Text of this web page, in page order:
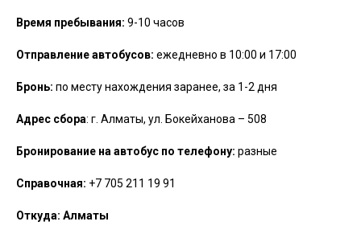
Время пребывания: 9-10 часов
Отправление автобусов: ежедневно в 10:00 и 17:00
Бронь: по месту нахождения заранее, за 1-2 дня
Адрес сбора: г. Алматы, ул. Бокейханова – 508
Бронирование на автобус по телефону: разные
Справочная: +7 705 211 19 91
Откуда: Алматы